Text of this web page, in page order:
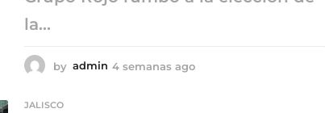
la...
by admin 4 semanas ago
JALISCO